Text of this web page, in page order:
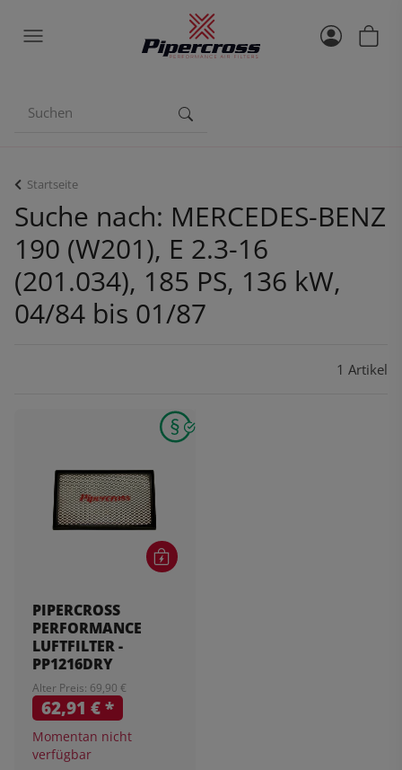
Startseite
Suche nach: MERCEDES-BENZ
190 (W201), E 2.3-16
(201.034), 185 PS, 136 kW,
04/84 bis 01/87
1 Artikel
PIPERCROSS
PERFORMANCE
LUFTFILTER -
PP1216DRY
Alter Preis: 69,90 €
62,91 €*
Momentan nicht
verfügbar